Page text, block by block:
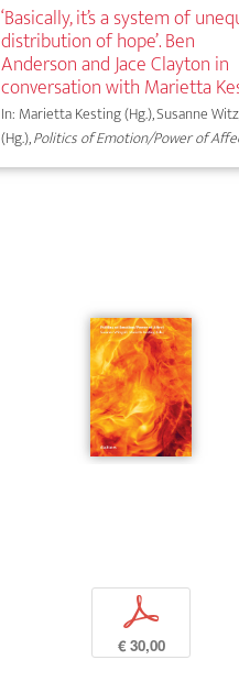
‘Basically, it’s a system of
distribution of hope’. Ben
Anderson and Jace Clayton in
conversation with Marietta
In: Marietta Kesting (Hg.), Susanne
(Hg.),Politics of Emotion/Power of
p
€ 30,00